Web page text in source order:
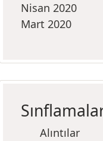
Nisan 2020
Mart 2020
Alıntılar